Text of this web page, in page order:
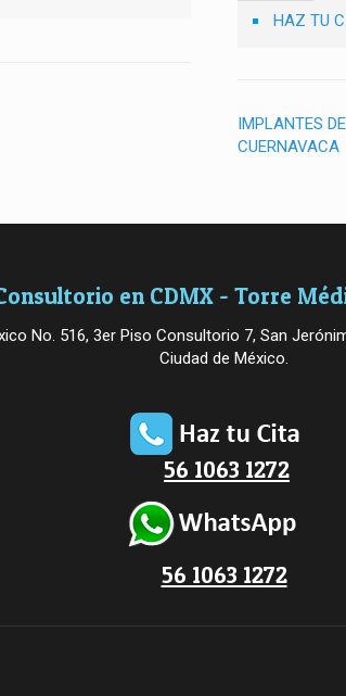
HAZ TU
IMPLANTES
CUERNAVACA
en CDMX - Torre
No. 516, 3er Piso Consultorio 7, San
Ciudad de México.
56 1063 1272
56 1063 1272